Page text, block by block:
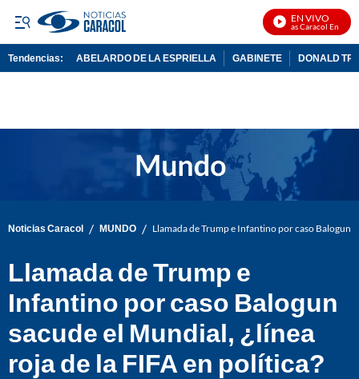
EN VIVO
Noticias Caracol En Vivo
Tendencias: ABELARDO DE LA ESPRIELLA GABINETE DONALD
Noticias Caracol / MUNDO / Llamada de Trump e Infantino por caso Balogun
Llamada de Trump e
Infantino por caso Balogun
sacude el Mundial, ¿línea
roja de la FIFA en política?